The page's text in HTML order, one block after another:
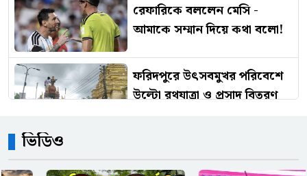
রেফারিকে বললেন মেসি -
আমাকে সম্মান দিয়ে কথা বলো!
ফরিদপুরে উৎসবমুখর পরিবেশে
উল্টো রথযাত্রা ও প্রসাদ বিতরণ
আত্মসাতের মামলা, তদন্তে
ভিডিও